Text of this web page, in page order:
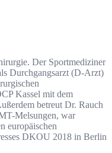
Der Sportmediziner
Durchgangsarzt (D-Arzt)
Kassel mit dem
betreut Dr. Rauch
Melsungen, war
europäischen
DKOU 2018 in Berlin